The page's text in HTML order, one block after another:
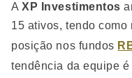
AXP Investimentos
15 ativos, tendo
posição nos fundos
tendência da equipe